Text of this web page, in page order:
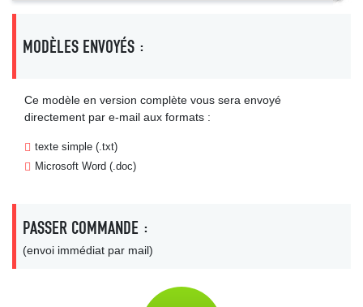
MODÈLES ENVOYÉS :
Ce modèle en version complète vous sera envoyé
directement par e-mail aux formats :
texte simple (.txt)
Microsoft Word (.doc)
PASSER COMMANDE :
(envoi immédiat par mail)